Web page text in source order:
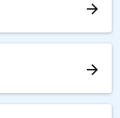
arrow_forward
arrow_forward